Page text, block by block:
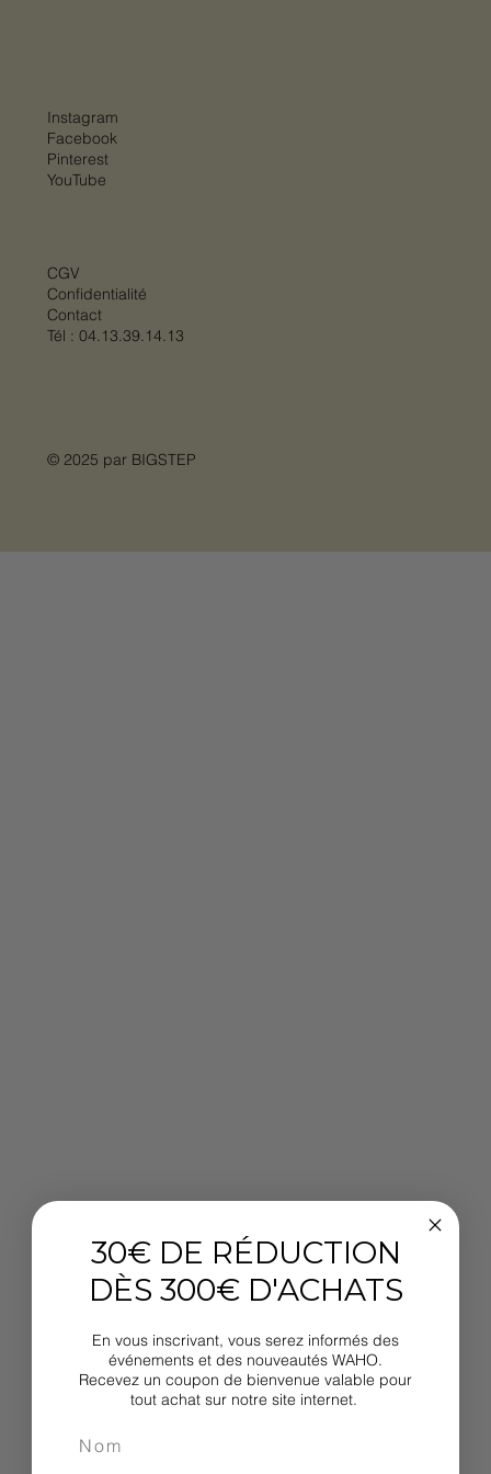
CGV
Confidentialité
Contact
Tél : 04.13.39.14.13
Instagram
Facebook
Pinterest
YouTube
© 2025 par BIGSTEP
30€ DE RÉDUCTION
DÈS 300€ D'ACHATS
En vous inscrivant, vous serez informés des
événements et des nouveautés WAHO.
Recevez un coupon de bienvenue valable pour
tout achat sur notre site internet.